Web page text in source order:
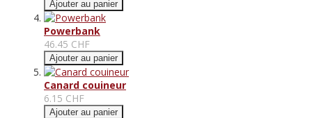
Ajouter au panier
Powerbank
46.45 CHF
Ajouter au panier
Canard couineur
6.15 CHF
Ajouter au panier